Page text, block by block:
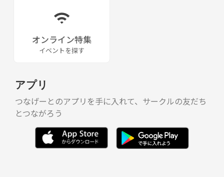
オンライン特集
イベントを探す
アプリ
つなげーとのアプリを手に入れて、サークルの友だち
とつながろう